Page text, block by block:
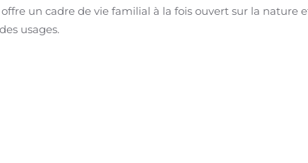
un cadre de vie familial à la fois ouvert sur la nature
usages.